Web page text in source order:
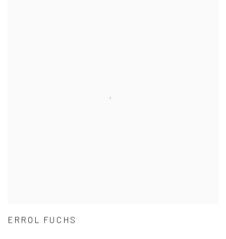
ERROL FUCHS